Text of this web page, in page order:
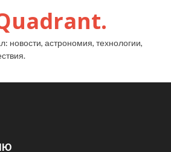
новости, астрономия, технологии,